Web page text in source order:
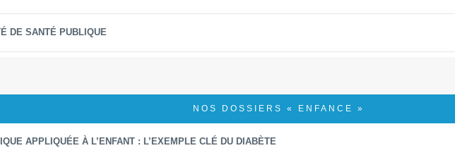
DE SANTÉ PUBLIQUE
NOS DOSSIERS « ENFANCE »
APPLIQUÉE À L’ENFANT : L’EXEMPLE CLÉ DU DIABÈTE